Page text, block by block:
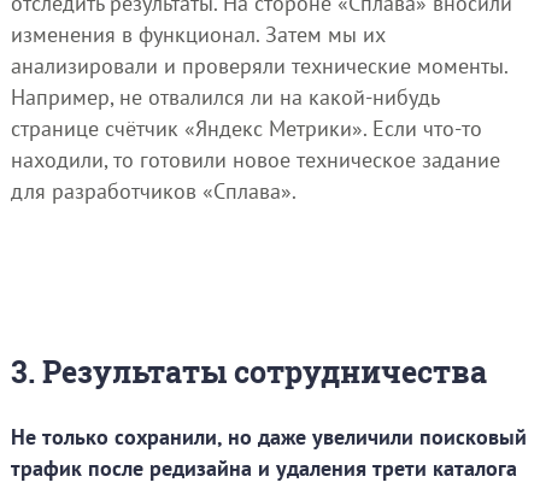
изменения в функционал. Затем мы их
анализировали и проверяли технические моменты.
Например, не отвалился ли на какой-нибудь
странице счётчик «Яндекс Метрики». Если что-то
находили, то готовили новое техническое задание
для разработчиков «Сплава».
3. Результаты сотрудничества
Не только сохранили, но даже увеличили поисковый
трафик после редизайна и удаления трети каталога